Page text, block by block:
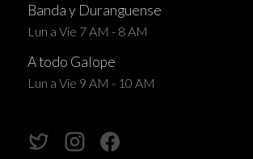
Banda y Duranguense
Lun a Vie 7 AM - 8 AM
A todo Galope
Lun a Vie 9 AM - 10 AM